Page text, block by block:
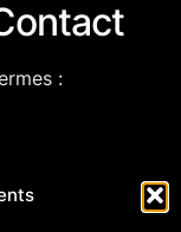
:
C. Chambel,